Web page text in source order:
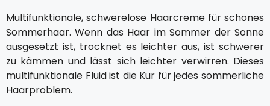
Multifunktionale, schwerelose Haarcreme für schönes
Sommerhaar. Wenn das Haar im Sommer der Sonne
ausgesetzt ist, trocknet es leichter aus, ist schwerer
zu kämmen und lässt sich leichter verwirren. Dieses
multifunktionale Fluid ist die Kur für jedes sommerliche
Haarproblem.